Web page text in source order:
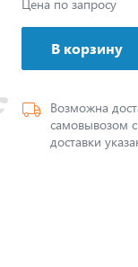
Цена по запросу
В корзину
Возможна
самовывозом
доставки